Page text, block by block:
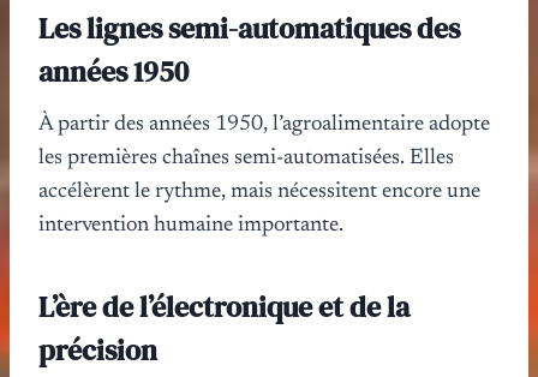
Les lignes semi-automatiques des
années 1950
À partir des années 1950, l’agroalimentaire adopte
les premières chaînes semi-automatisées. Elles
accélèrent le rythme, mais nécessitent encore une
intervention humaine importante.
L’ère de l’électronique et de la
précision